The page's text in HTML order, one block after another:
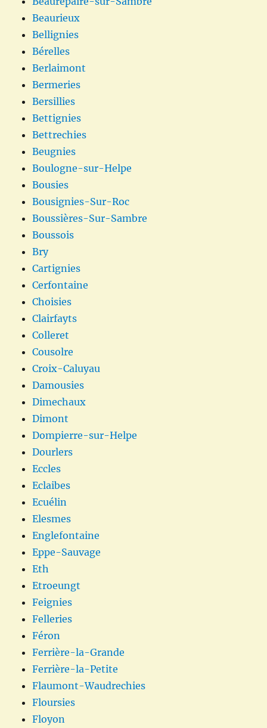
Beaurieux
Bellignies
Bérelles
Berlaimont
Bermeries
Bersillies
Bettignies
Bettrechies
Beugnies
Boulogne-sur-Helpe
Bousies
Bousignies-Sur-Roc
Boussières-Sur-Sambre
Boussois
Bry
Cartignies
Cerfontaine
Choisies
Clairfayts
Colleret
Cousolre
Croix-Caluyau
Damousies
Dimechaux
Dimont
Dompierre-sur-Helpe
Dourlers
Eccles
Eclaibes
Ecuélin
Elesmes
Englefontaine
Eppe-Sauvage
Eth
Etroeungt
Feignies
Felleries
Féron
Ferrière-la-Grande
Ferrière-la-Petite
Flaumont-Waudrechies
Floursies
Floyon